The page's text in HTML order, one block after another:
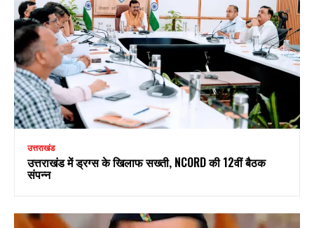
उत्तराखंड
उत्तराखंड में ड्रग्स के खिलाफ सख्ती, NCORD की 12वीं बैठक
संपन्न